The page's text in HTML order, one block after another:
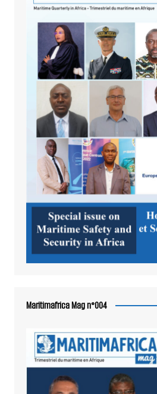
Maritimafrica Mag n°004